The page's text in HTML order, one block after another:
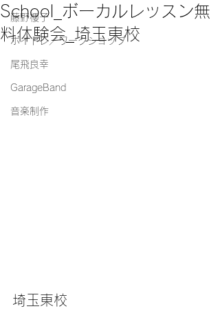
藤野櫻子
ボイトレ／ワークショップ
尾飛良幸
GarageBand
音楽制作
School_ボーカルレッスン無
料体験会_埼玉東校
埼玉東校